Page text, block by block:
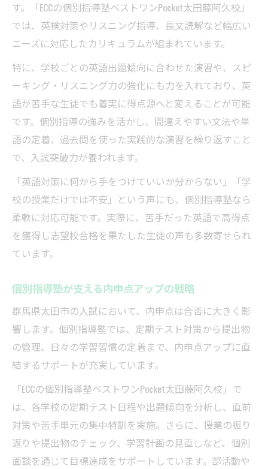
す。「ECCの個別指導塾ベストワンPocket太田藤阿久校」
では、英検対策やリスニング指導、長文読解など幅広い
ニーズに対応したカリキュラムが組まれています。
特に、学校ごとの英語出題傾向に合わせた演習や、スピ
ーキング・リスニング力の強化にも力を入れており、英
語が苦手な生徒でも着実に得点源へと変えることが可能
です。個別指導の強みを活かし、間違えやすい文法や単
語の定着、過去問を使った実践的な演習を繰り返すこと
で、入試突破力が養われます。
「英語対策に何から手をつけていいか分からない」「学
校の授業だけでは不安」という声にも、個別指導塾なら
柔軟に対応可能です。実際に、苦手だった英語で高得点
を獲得し志望校合格を果たした生徒の声も多数寄せられ
ています。
個別指導塾が支える内申点アップの戦略
群馬県太田市の入試において、内申点は合否に大きく影
響します。個別指導塾では、定期テスト対策から提出物
の管理、日々の学習習慣の定着まで、内申点アップに直
結するサポートが充実しています。
「ECCの個別指導塾ベストワンPocket太田藤阿久校」で
は、各学校の定期テスト日程や出題傾向を分析し、直前
対策や苦手単元の集中特訓を実施。さらに、授業の振り
返りや提出物のチェック、学習計画の見直しなど、個別
面談を通じて目標達成をサポートしています。部活動や